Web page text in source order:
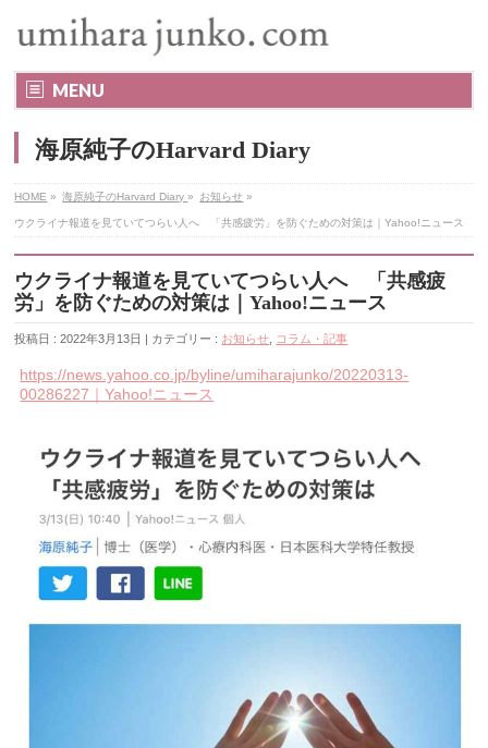
MENU
海原純子のHarvard Diary
HOME » 海原純子のHarvard Diary» お知らせ »
ウクライナ報道を見ていてつらい人へ 「共感疲労」を防ぐための対策は｜Yahoo!ニュース
ウクライナ報道を見ていてつらい人へ 「共感疲
労」を防ぐための対策は｜Yahoo!ニュース
投稿日 : 2022年3月13日 | カテゴリー : お知らせ コラム・記事
https://news.yahoo.co.jp/byline/umiharajunko/20220313-
00286227｜Yahoo!ニュース